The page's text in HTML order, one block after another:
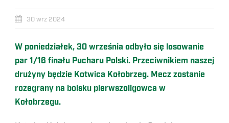
30 wrz 2024
W poniedziałek, 30 września odbyło się losowanie
par 1/16 finału Pucharu Polski. Przeciwnikiem naszej
drużyny będzie Kotwica Kołobrzeg. Mecz zostanie
rozegrany na boisku pierwszoligowca w
Kołobrzegu.